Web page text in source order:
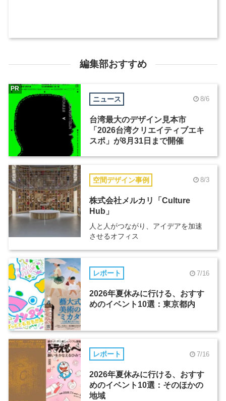
編集部おすすめ
ニュース 8/6
台湾最大のデザイン見本市
「2026台湾クリエイティブエキ
スポ」が8月31日まで開催
PR
空間デザイン事例 8/3
株式会社メルカリ「Culture
Hub」
人と人がつながり、アイデアを加速
させるオフィス
レポート 7/16
2026年夏休みに行ける、おすす
めのイベント10選：東京都内
レポート 7/16
2026年夏休みに行ける、おすす
めのイベント10選：そのほかの
地域